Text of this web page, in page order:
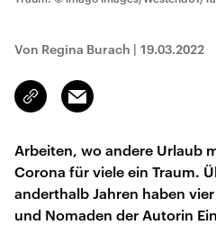
Von Regina Burach | 19.03.2022
Link
kopieren/teilen
Email
Arbeiten, wo andere Urlaub
Corona für viele ein Traum.
anderthalb Jahren haben
und Nomaden der Autorin